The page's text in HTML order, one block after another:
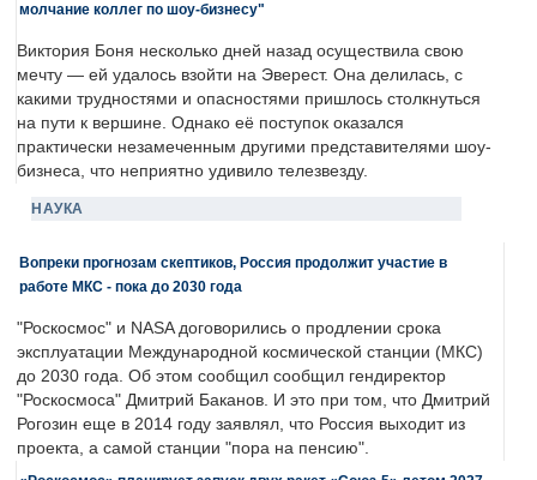
молчание коллег по шоу-бизнесу"
Виктория Боня несколько дней назад осуществила свою
мечту — ей удалось взойти на Эверест. Она делилась, с
какими трудностями и опасностями пришлось столкнуться
на пути к вершине. Однако её поступок оказался
практически незамеченным другими представителями шоу-
бизнеса, что неприятно удивило телезвезду.
НАУКА
Вопреки прогнозам скептиков, Россия продолжит участие в
работе МКС - пока до 2030 года
"Роскосмос" и NASA договорились о продлении срока
эксплуатации Международной космической станции (МКС)
до 2030 года. Об этом сообщил сообщил гендиректор
"Роскосмоса" Дмитрий Баканов. И это при том, что Дмитрий
Рогозин еще в 2014 году заявлял, что Россия выходит из
проекта, а самой станции "пора на пенсию".